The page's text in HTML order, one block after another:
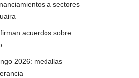
a sectores
acuerdos sobre
2026: medallas